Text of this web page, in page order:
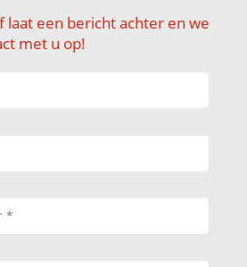
laat een bericht achter en we
met u op!